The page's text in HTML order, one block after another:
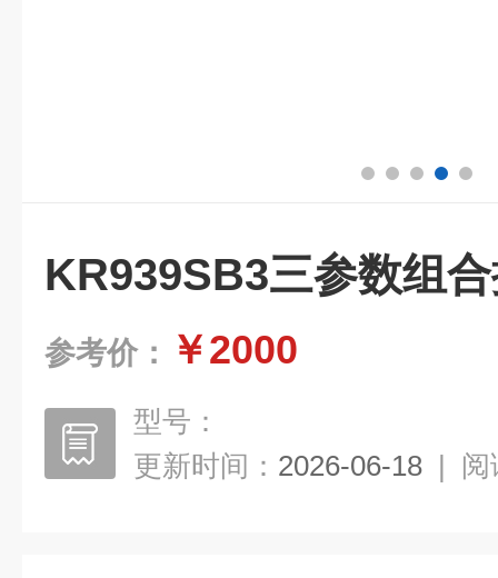
KR939SB3三参数组
参考价： ￥2000
型号：
更新时间： 2026-06-18 | 阅